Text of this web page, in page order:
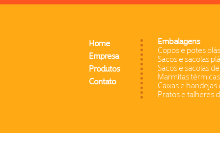
Home
Empresa
Produtos
Contato
Embalagens
Copos e potes
Sacos e sacolas
Sacos e sacolas
Marmitas térmicas
Caixas e
Pratos e talheres